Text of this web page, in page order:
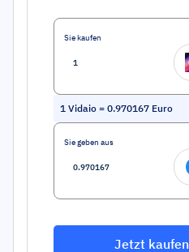
Sie kaufen
1 Vidaio = 0.970167 Euro
Sie geben aus
Jetzt kaufen